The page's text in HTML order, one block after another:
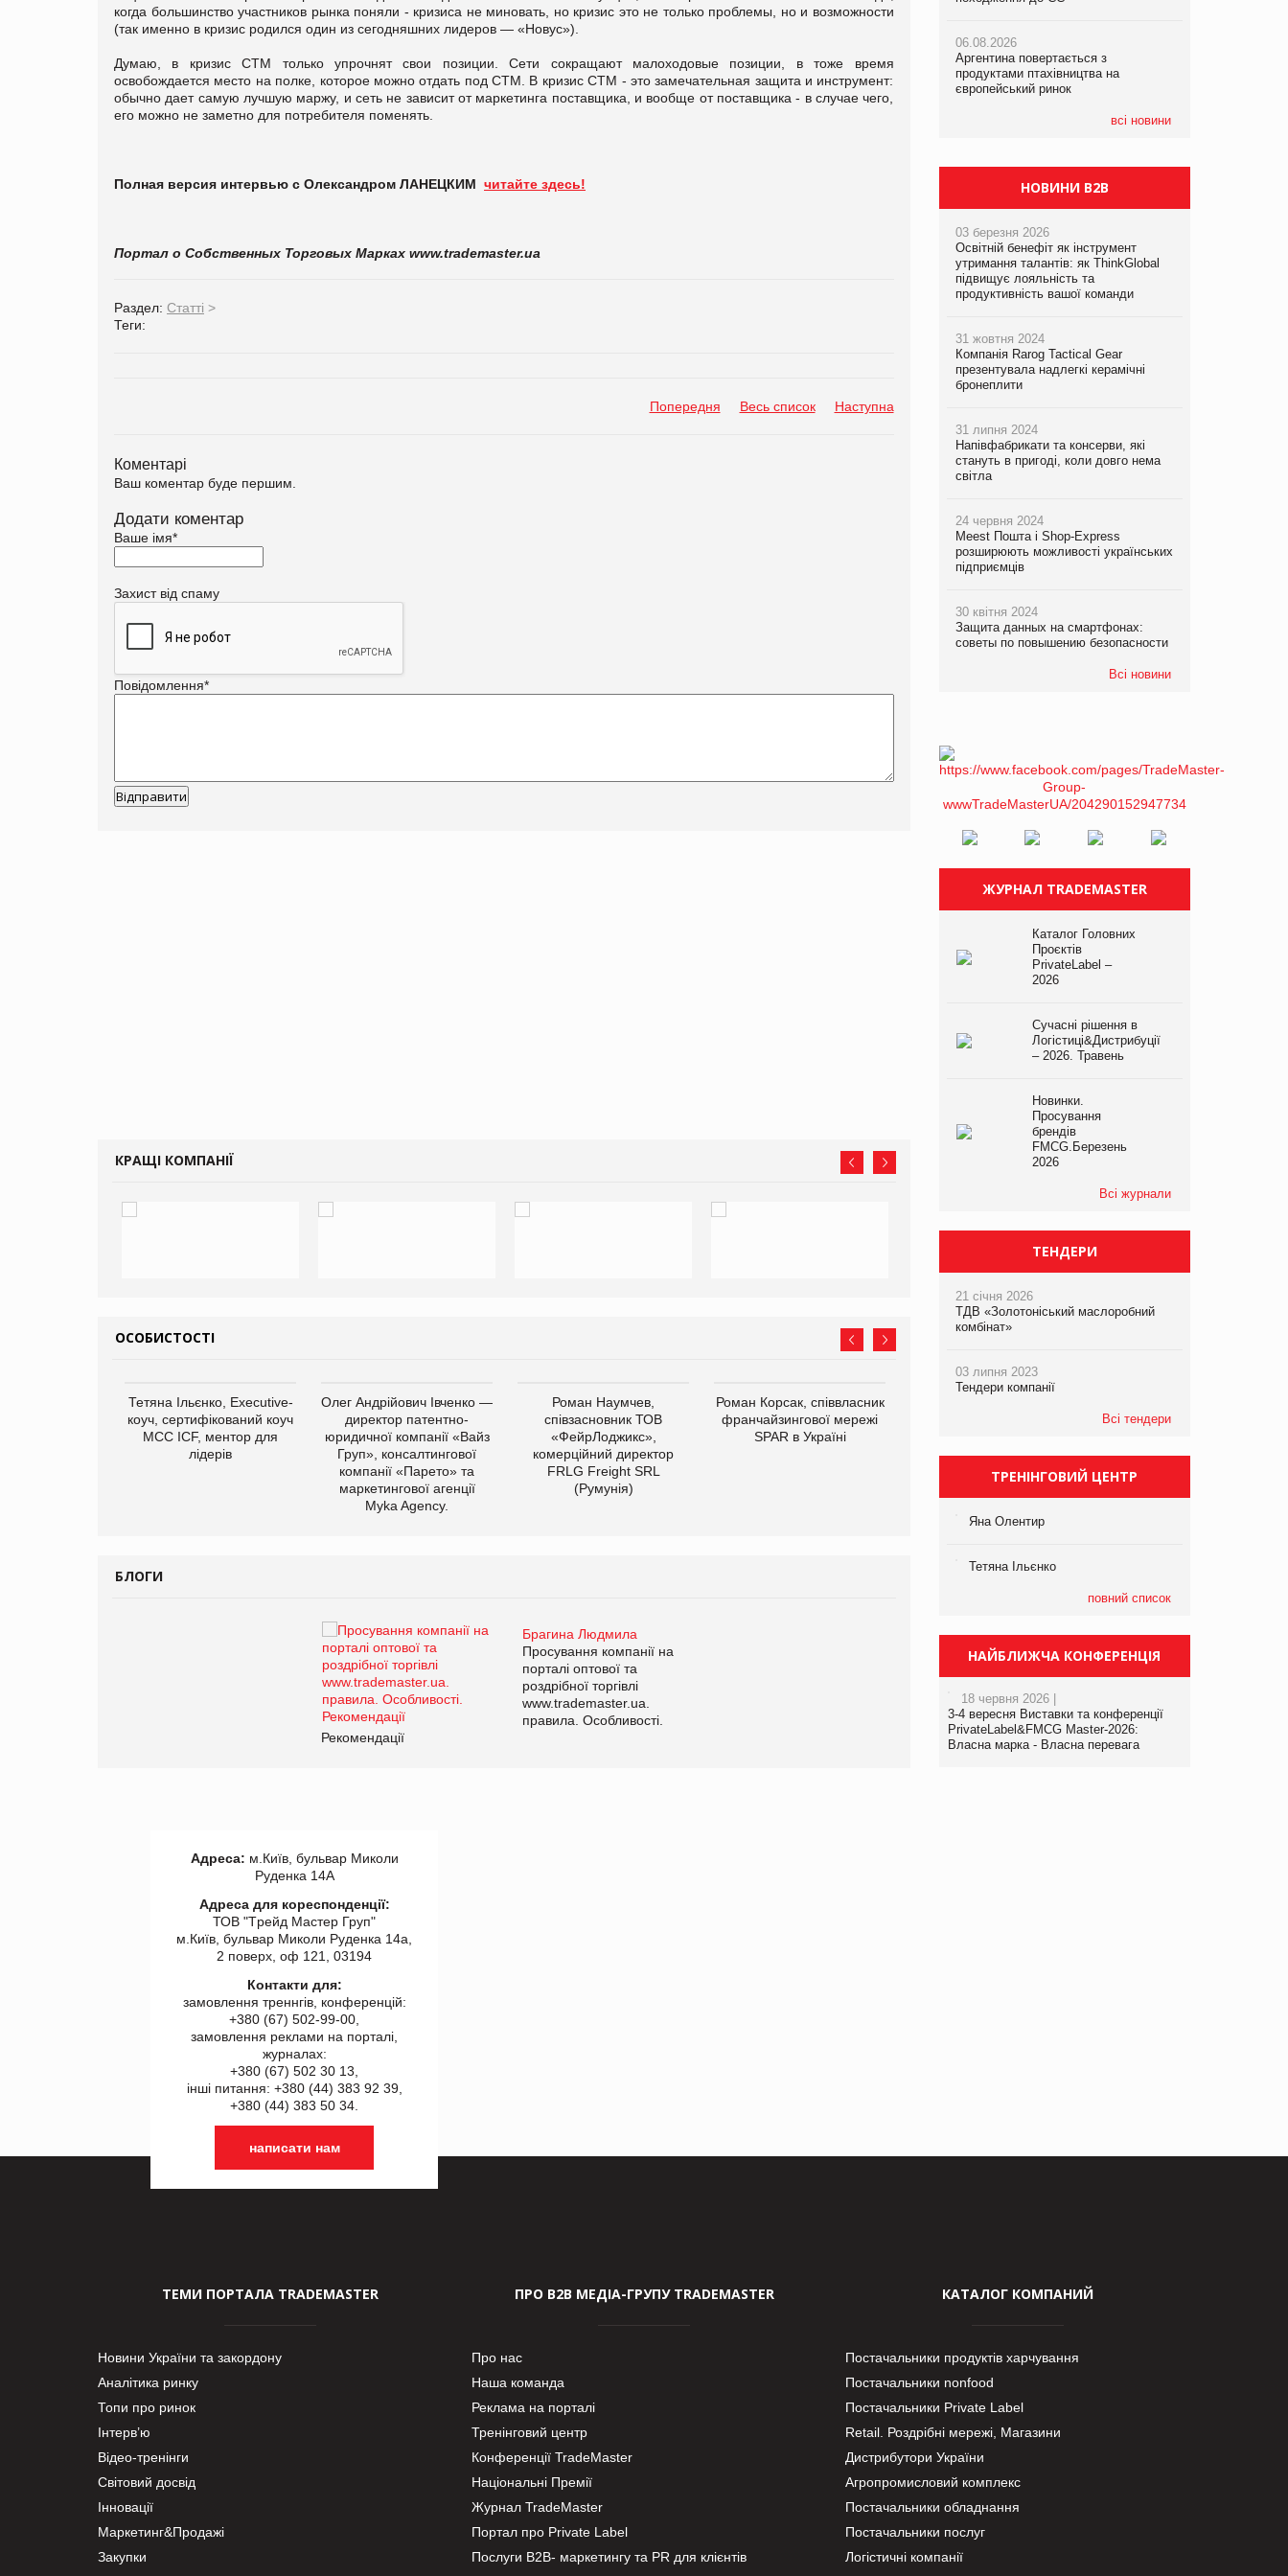
когда большинство участников рынка поняли - кризиса не миновать, но кризис это не только проблемы, но и возможности
(так именно в кризис родился один из сегодняшних лидеров — «Новус»).
Думаю, в кризис СТМ только упрочнят свои позиции. Сети сокращают малоходовые позиции, в тоже время
освобождается место на полке, которое можно отдать под СТМ. В кризис СТМ - это замечательная защита и инструмент:
обычно дает самую лучшую маржу, и сеть не зависит от маркетинга поставщика, и вообще от поставщика - в случае чего,
его можно не заметно для потребителя поменять.
Полная версия интервью с Олександром ЛАНЕЦКИМ читайте здесь!
Портал о Собственных Торговых Марках www.trademaster.ua
Раздел: Статті >
Теги:
Попередня Весь список Наступна
Коментарі
Ваш коментар буде першим.
Додати коментар
Ваше імя*
Захист від спаму
Повідомлення*
КРАЩІ КОМПАНІЇ
ОСОБИСТОСТІ
Тетяна Ільєнко, Executive-
коуч, сертифікований коуч
МСС ICF, ментор для
лідерів
Олег Андрійович Івченко —
директор патентно-
юридичної компанії «Вайз
Груп», консалтингової
компанії «Парето» та
маркетингової агенції
Myka Agency.
Роман Наумчев,
співзасновник ТОВ
«ФейрЛоджикс»,
комерційний директор
FRLG Freight SRL
(Румунія)
Роман Корсак, співвласник
франчайзингової мережі
SPAR в Україні
виробництва
компанії «УкраМарин»
БЛОГИ
Брагина Людмила
Просування компанії на
порталі оптової та
роздрібної торгівлі
www.trademaster.ua.
правила. Особливості.
Рекомендації
Брагина Людмила
Просування компанії на
www.trademaster.ua.
правила. Особливості.
06.08.2026
Аргентина повертається з
продуктами птахівництва на
європейський ринок
всі новини
05.08.2026
Смачне поповнення дитячого меню:
у VARUS з’явилися новинки від ТМ
ТОКЕРИ
хлібобулочні вироби на
PrivateLabel&FMCG Master 2026
06.08.2026
Аргентина повертається з
продуктами птахівництва на
європейський ринок
НОВИНИ B2B
03 березня 2026
Освітній бенефіт як інструмент
утримання талантів: як ThinkGlobal
підвищує лояльність та
продуктивність вашої команди
31 жовтня 2024
Компанія Rarog Tactical Gear
презентувала надлегкі керамічні
бронеплити
31 липня 2024
Напівфабрикати та консерви, які
стануть в пригоді, коли довго нема
світла
24 червня 2024
Meest Пошта і Shop-Express
розширюють можливості українських
підприємців
30 квітня 2024
Защита данных на смартфонах:
советы по повышению безопасности
Всі новини
ЖУРНАЛ TRADEMASTER
Каталог Головних
Проєктів
PrivateLabel –
2026
Сучасні рішення в
Логістиці&Дистрибуції
– 2026. Травень
Новинки.
Просування
брендів
FMCG.Березень
2026
Всі журнали
ТЕНДЕРИ
21 січня 2026
ТДВ «Золотоніський маслоробний
комбінат»
03 липня 2023
Тендери компанії
Всі тендери
ТРЕНІНГОВИЙ ЦЕНТР
Яна Олентир
Тетяна Ільєнко
повний список
НАЙБЛИЖЧА КОНФЕРЕНЦІЯ
18 червня 2026 |
3-4 вересня Виставки та конференції
PrivateLabel&FMCG Master-2026:
Власна марка - Власна перевага
Адреса: м.Київ, бульвар Миколи
Руденка 14А
Адреса для кореспонденції:
ТОВ "Tрейд Мастер Груп"
м.Київ, бульвар Миколи Руденка 14а,
2 поверх, оф 121, 03194
Контакти для:
замовлення треннгів, конференцій:
+380 (67) 502-99-00,
замовлення реклами на порталі,
журналах:
+380 (67) 502 30 13,
інші питання: +380 (44) 383 92 39,
+380 (44) 383 50 34.
написати нам
ТЕМИ ПОРТАЛА TRADEMASTER
Новини України та закордону
Аналітика ринку
Топи про ринок
Інтерв’ю
Відео-тренінги
Світовий досвід
Інновації
Маркетинг&Продажі
Закупки
ПРО В2В МЕДІА-ГРУПУ TRADEMASTER
Про нас
Наша команда
Реклама на порталі
Тренінговий центр
Конференції TradeMaster
Національні Премії
Журнал TradeMaster
Портал про Private Label
Послуги В2В- маркетингу та PR для клієнтів
КАТАЛОГ КОМПАНИЙ
Постачальники продуктів харчування
Постачальники nonfood
Постачальники Private Label
Retail. Роздрібні мережі, Магазини
Дистрибутори України
Агропромисловий комплекс
Постачальники обладнання
Постачальники послуг
Логістичні компанії